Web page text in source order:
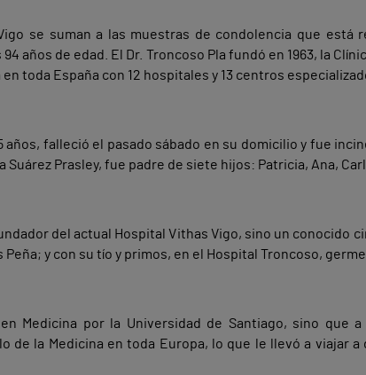
se suman a las muestras de condolencia que está
años de edad. El Dr. Troncoso Pla fundó en 1963, la
toda España con 12 hospitales y 13 centros
años, falleció el pasado sábado en su domicilio y fue
Prasley, fue padre de siete hijos: Patricia, Ana,
del actual Hospital Vithas Vigo, sino un conocido
y con su tío y primos, en el Hospital Troncoso,
Medicina por la Universidad de Santiago, sino que
de la Medicina en toda Europa, lo que le llevó a viajar